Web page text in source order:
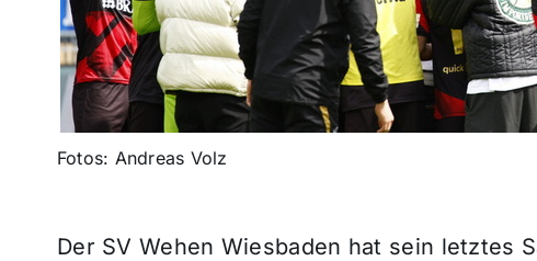
Fotos: Andreas Volz
Der SV Wehen Wiesbaden hat sein letztes